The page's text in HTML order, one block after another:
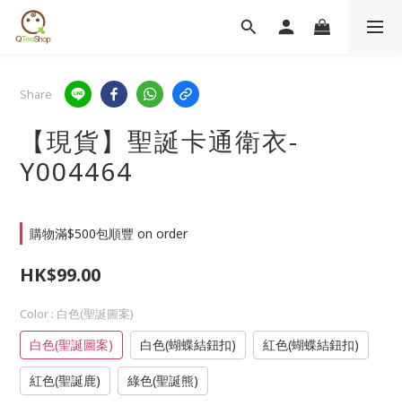
Share
【現貨】聖誕卡通衛衣-
Y004464
購物滿$500包順豐 on order
HK$99.00
Color : 白色(聖誕圖案)
白色(聖誕圖案) 白色(蝴蝶結鈕扣) 紅色(蝴蝶結鈕扣)
紅色(聖誕鹿) 綠色(聖誕熊)